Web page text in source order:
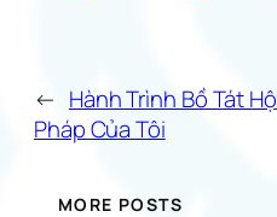
← Hành Trình Bồ Tát Hộ
Pháp Của Tôi
MORE POSTS